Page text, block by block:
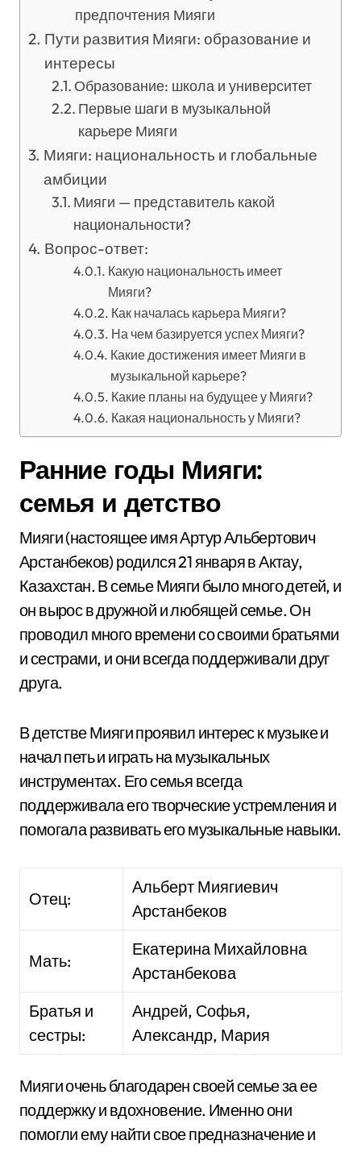
предпочтения Мияги
Пути развития Мияги: образование и
интересы
Образование: школа и университет
Первые шаги в музыкальной
карьере Мияги
Мияги: национальность и глобальные
амбиции
Мияги — представитель какой
национальности?
Вопрос-ответ:
Какую национальность имеет
Мияги?
Как началась карьера Мияги?
На чем базируется успех Мияги?
Какие достижения имеет Мияги в
музыкальной карьере?
Какие планы на будущее у Мияги?
Какая национальность у Мияги?
Ранние годы Мияги:
семья и детство
Мияги (настоящее имя Артур Альбертович
Арстанбеков) родился 21 января в Актау,
Казахстан. В семье Мияги было много детей, и
он вырос в дружной и любящей семье. Он
проводил много времени со своими братьями
и сестрами, и они всегда поддерживали друг
друга.
В детстве Мияги проявил интерес к музыке и
начал петь и играть на музыкальных
инструментах. Его семья всегда
поддерживала его творческие устремления и
помогала развивать его музыкальные навыки.
Отец:
Альберт Миягиевич
Арстанбеков
Мать:
Екатерина Михайловна
Арстанбекова
Братья и
сестры:
Андрей, Софья,
Александр, Мария
Мияги очень благодарен своей семье за ее
поддержку и вдохновение. Именно они
помогли ему найти свое предназначение и